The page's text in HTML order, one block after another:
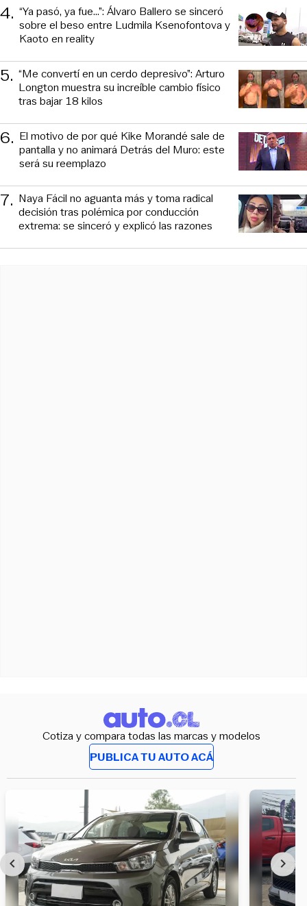
4. “Ya pasó, ya fue...”: Álvaro Ballero se sinceró
sobre el beso entre Ludmila Ksenofontova y
Kaoto en reality
5. “Me convertí en un cerdo depresivo”: Arturo
Longton muestra su increíble cambio físico
tras bajar 18 kilos
6. El motivo de por qué Kike Morandé sale de
pantalla y no animará Detrás del Muro: este
será su reemplazo
7. Naya Fácil no aguanta más y toma radical
decisión tras polémica por conducción
extrema: se sinceró y explicó las razones
Cotiza y compara todas las marcas y modelos
PUBLICA TU AUTO ACÁ